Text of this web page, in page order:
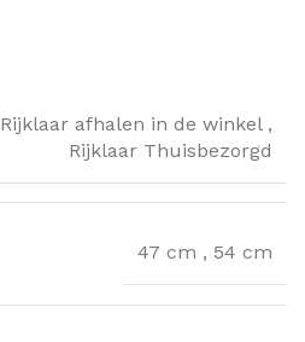
Rijklaar afhalen in de winkel ,
Rijklaar Thuisbezorgd
47 cm , 54 cm